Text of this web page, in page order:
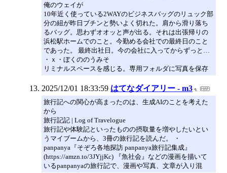
俺のウェイが
10年近く使っている2WAYのビジネスバッグのリュック部
分の紐が昨日ブチンと勢いよく切れた。肩から滑り落ち
るバッグ。思わずオオッと声が出る。それは出張帰りの
浜松駅ホームでのこと。今勤める会社での最終日のこと
であった。 最終出社日。今の会社に入ってからずっと…
・ｘ・ぼくののうみそ
リミナルスペースを感じる。専用フォルダに写真を保存
2025/12/01 18:33:59 はてなダイアリー - m3
旅行記への関心が高まったのは、生成AIのことを考えた
から
旅行記記 | Log of Travelogue
旅行記や体験記といったものの摂取量を増やしたいとい
うマイブームから、3冊の旅行記を読んだ。 ・
panpanya『そぞろ各地探訪 panpanya旅行記集成』
(https://amzn.to/3JYjjKc) 『魚社会』などの漫画を描いて
いるpanpanyaの旅行記で、漫画や写真、文章が入り混